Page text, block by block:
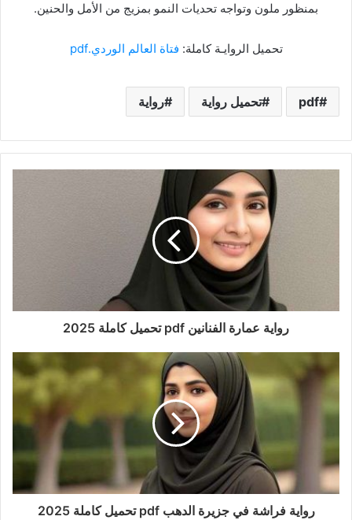
بمنظور ملون وتواجه تحديات النمو بمزيج من الأمل والحنين.
تحميل الروايـة كاملة: فتاة العالم الوردي.pdf
pdf تحميل رواية رواية
رواية عمارة الفنانين pdf تحميل كاملة 2025
رواية فراشة في جزيرة الدهب pdf تحميل كاملة 2025